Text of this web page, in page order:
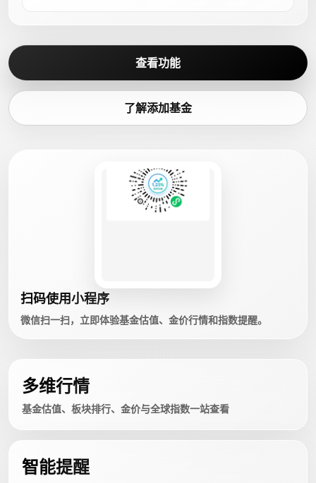
查看功能
了解添加基金
扫码使用小程序
微信扫一扫，立即体验基金估值、金价行情和指数提醒。
多维行情
基金估值、板块排行、金价与全球指数一站查看
智能提醒